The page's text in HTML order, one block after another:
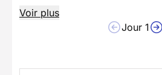
Voir plus
Jour 1